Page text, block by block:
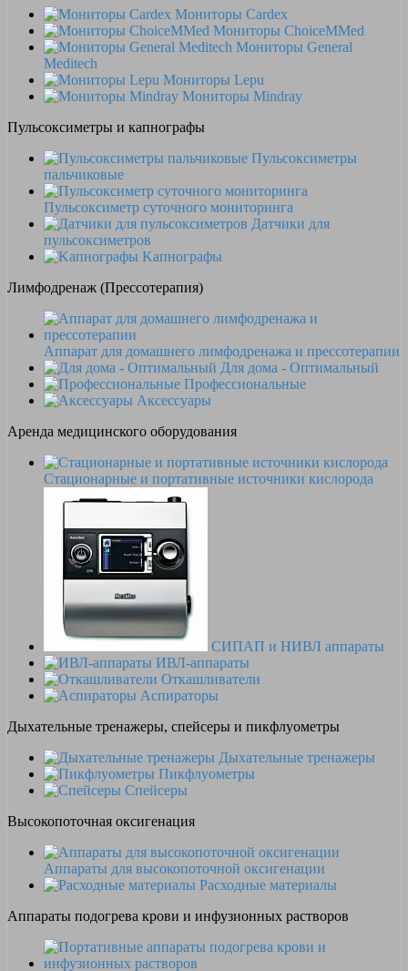
Мониторы Cardex
Мониторы ChoiceMMed
Мониторы General
Meditech
Мониторы Lepu
Мониторы Mindray
Пульсоксиметры и капнографы
Пульсоксиметры
пальчиковые
Пульсоксиметр суточного мониторинга
Датчики для
пульсоксиметров
Kапнографы
Лимфодренаж (Прессотерапия)
Аппарат для домашнего лимфодренажа и прессотерапии
Для дома - Оптимальный
Профессиональные
Аксессуары
Аренда медицинского оборудования
Стационарные и портативные источники кислорода
СИПАП и НИВЛ аппараты
ИВЛ-аппараты
Откашливатели
Аспираторы
Дыхательные тренажеры, спейсеры и пикфлуометры
Дыхательные тренажеры
Пикфлуометры
Спейсеры
Высокопоточная оксигенация
Аппараты для высокопоточной оксигенации
Расходные материалы
Аппараты подогрева крови и инфузионных растворов